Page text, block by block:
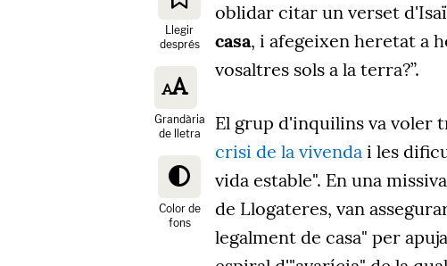
Llegir
després
Grandària
de lletra
Color de
fons
oblidar citar un verset
casa, i afegeixen heretat a
vosaltres sols a la terra?”.
El grup d'inquilins va voler
crisi de la vivenda i les
vida estable". En una
de Llogateres, van
legalment de casa" per